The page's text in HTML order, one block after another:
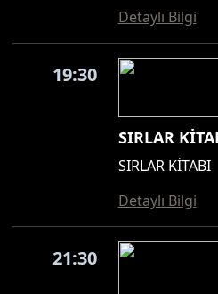
Detaylı Bilgi
19:30
SIRLAR
SIRLAR KİTABI
Detaylı Bilgi
21:30